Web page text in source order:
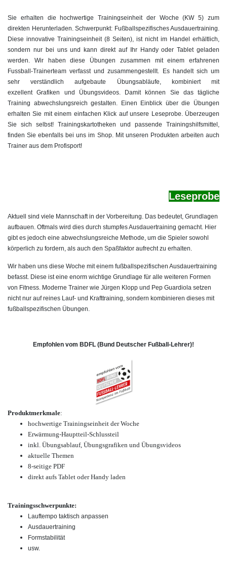
Sie erhalten die hochwertige Trainingseinheit der Woche (KW 5) zum
direkten Herunterladen. Schwerpunkt: Fußballspezifisches Ausdauertraining.
Diese innovative Trainingseinheit (8 Seiten), ist nicht im Handel erhältlich,
sondern nur bei uns und kann direkt auf Ihr Handy oder Tablet geladen
werden. Wir haben diese Übungen zusammen mit einem erfahrenen
Fussball-Trainerteam verfasst und zusammengestellt. Es handelt sich um
sehr verständlich aufgebaute Übungsabläufe, kombiniert mit
exzellent Grafiken und Übungsvideos. Damit können Sie das tägliche
Training abwechslungsreich gestalten. Einen Einblick über die Übungen
erhalten Sie mit einem einfachen Klick auf unsere Leseprobe. Überzeugen
Sie sich selbst! Trainingskartotheken und passende Trainingshilfsmittel,
finden Sie ebenfalls bei uns im Shop. Mit unseren Produkten arbeiten auch
Trainer aus dem Profisport!
Leseprobe
Aktuell sind viele Mannschaft in der Vorbereitung. Das bedeutet, Grundlagen
aufbauen. Oftmals wird dies durch stumpfes Ausdauertraining gemacht. Hier
gibt es jedoch eine abwechslungsreiche Methode, um die Spieler sowohl
körperlich zu fordern, als auch den Spaßfaktor aufrecht zu erhalten.
Wir haben uns diese Woche mit einem fußballspezifischen Ausdauertraining
befasst. Diese ist eine enorm wichtige Grundlage für alle weiteren Formen
von Fitness. Moderne Trainer wie Jürgen Klopp und Pep Guardiola setzen
nicht nur auf reines Lauf- und Krafttraining, sondern kombinieren dieses mit
fußballspezifischen Übungen.
Empfohlen vom BDFL (Bund Deutscher Fußball-Lehrer)!
Produktmerkmale:
hochwertige Trainingseinheit der Woche
Erwärmung-Hauptteil-Schlussteil
inkl. Übungsablauf, Übungsgrafiken und Übungsvideos
aktuelle Themen
8-seitige PDF
direkt aufs Tablet oder Handy laden
Trainingsschwerpunkte:
Lauftempo taktisch anpassen
Ausdauertraining
Formstabilität
usw.